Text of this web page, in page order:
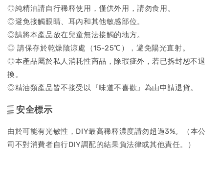
◎純精油請自行稀釋使用，僅供外用，請勿食用。
◎避免接觸眼睛、耳內和其他敏感部位。
◎請將本產品放在兒童無法接觸的地方。
◎ 請保存於乾燥陰涼處（15-25℃），避免陽光直射。
◎本產品屬於私人消耗性商品，除瑕疵外，若已拆封恕不退
換。
◎精油類產品皆不接受以『味道不喜歡』為由申請退貨。
▒安全標示
由於可能有光敏性，DIY最高稀釋濃度請勿超過3%。（本公
司不對消費者自行DIY調配的結果負法律或其他責任。）